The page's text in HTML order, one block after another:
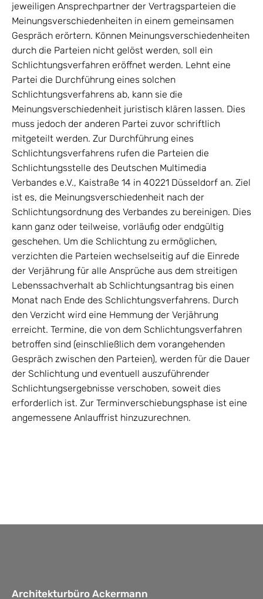
jeweiligen Ansprechpartner der Vertragsparteien die
Meinungsverschiedenheiten in einem gemeinsamen
Gespräch erörtern. Können Meinungsverschiedenheiten
durch die Parteien nicht gelöst werden, soll ein
Schlichtungsverfahren eröffnet werden. Lehnt eine
Partei die Durchführung eines solchen
Schlichtungsverfahrens ab, kann sie die
Meinungsverschiedenheit juristisch klären lassen. Dies
muss jedoch der anderen Partei zuvor schriftlich
mitgeteilt werden. Zur Durchführung eines
Schlichtungsverfahrens rufen die Parteien die
Schlichtungsstelle des Deutschen Multimedia
Verbandes e.V., Kaistraße 14 in 40221 Düsseldorf an. Ziel
ist es, die Meinungsverschiedenheit nach der
Schlichtungsordnung des Verbandes zu bereinigen. Dies
kann ganz oder teilweise, vorläufig oder endgültig
geschehen. Um die Schlichtung zu ermöglichen,
verzichten die Parteien wechselseitig auf die Einrede
der Verjährung für alle Ansprüche aus dem streitigen
Lebenssachverhalt ab Schlichtungsantrag bis einen
Monat nach Ende des Schlichtungsverfahrens. Durch
den Verzicht wird eine Hemmung der Verjährung
erreicht. Termine, die von dem Schlichtungsverfahren
betroffen sind (einschließlich dem vorangehenden
Gespräch zwischen den Parteien), werden für die Dauer
der Schlichtung und eventuell auszuführender
Schlichtungsergebnisse verschoben, soweit dies
erforderlich ist. Zur Terminverschiebungsphase ist eine
angemessene Anlauffrist hinzuzurechnen.
Architekturbüro Ackermann